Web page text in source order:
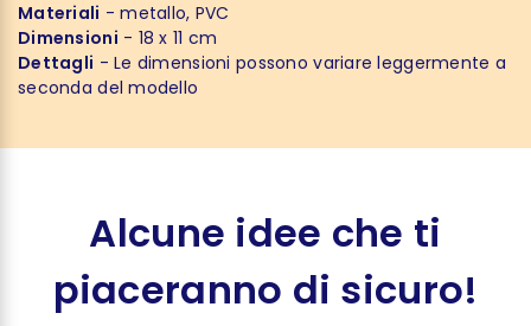
Materiali - metallo, PVC
Dimensioni - 18 x 11 cm
Dettagli - Le dimensioni possono variare leggermente a
seconda del modello
Alcune idee che ti
piaceranno di sicuro!